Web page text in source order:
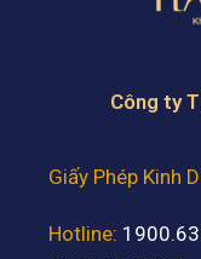
Công ty
Giấy Phép Kinh
Hotline: